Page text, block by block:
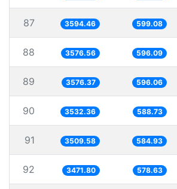
87 3594.46 599.08
88 3576.56 596.09
89 3576.37 596.06
90 3532.36 588.73
91 3509.58 584.93
92 3471.80 578.63